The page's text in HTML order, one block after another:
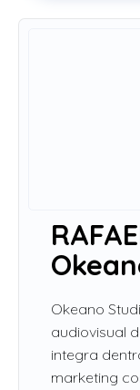
Okeano
audiovisual
integra
marketing